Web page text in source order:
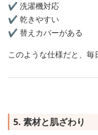
✔️ 洗濯機対応
✔️ 乾きやすい
✔️ 替えカバーがある
このような仕様だと、毎
5. 素材と肌ざわり